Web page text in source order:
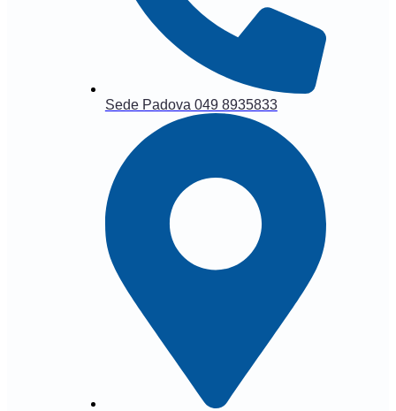
Sede Padova 049 8935833